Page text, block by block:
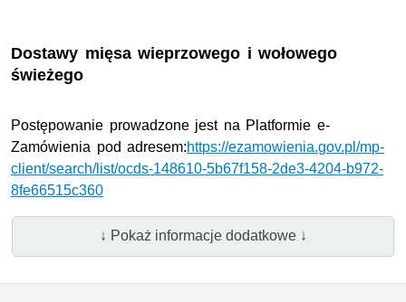
Dostawy mięsa wieprzowego i wołowego
świeżego
Postępowanie prowadzone jest na Platformie e-
Zamówienia pod adresem:https://ezamowienia.gov.pl/mp-
client/search/list/ocds-148610-5b67f158-2de3-4204-b972-
8fe66515c360
↓ Pokaż informacje dodatkowe ↓